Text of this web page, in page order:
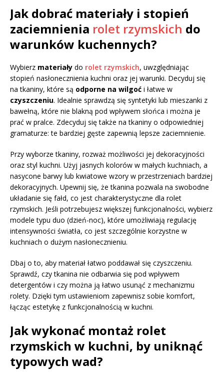
Jak dobrać materiały i stopień
zaciemnienia rolet rzymskich do
warunków kuchennych?
Wybierz materiały do rolet rzymskich, uwzględniając
stopień nasłonecznienia kuchni oraz jej warunki. Decyduj się
na tkaniny, które są odporne na wilgoć i łatwe w
czyszczeniu. Idealnie sprawdzą się syntetyki lub mieszanki z
bawełną, które nie blakną pod wpływem słońca i można je
prać w pralce. Zdecyduj się także na tkaniny o odpowiedniej
gramaturze: te bardziej gęste zapewnią lepsze zaciemnienie.
Przy wyborze tkaniny, rozważ możliwości jej dekoracyjności
oraz styl kuchni. Użyj jasnych kolorów w małych kuchniach, a
nasycone barwy lub kwiatowe wzory w przestrzeniach bardziej
dekoracyjnych. Upewnij się, że tkanina pozwala na swobodne
układanie się fałd, co jest charakterystyczne dla rolet
rzymskich. Jeśli potrzebujesz większej funkcjonalności, wybierz
modele typu duo (dzień-noc), które umożliwiają regulację
intensywności światła, co jest szczególnie korzystne w
kuchniach o dużym nasłonecznieniu.
Dbaj o to, aby materiał łatwo poddawał się czyszczeniu.
Sprawdź, czy tkanina nie odbarwia się pod wpływem
detergentów i czy można ją łatwo usunąć z mechanizmu
rolety. Dzięki tym ustawieniom zapewnisz sobie komfort,
łącząc estetykę z funkcjonalnością w kuchni.
Jak wykonać montaż rolet
rzymskich w kuchni, by uniknąć
typowych wad?